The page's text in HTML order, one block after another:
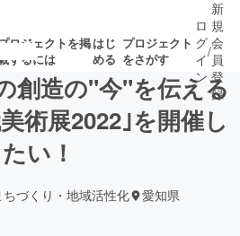
ロジェクトを掲
するには
はじ
める
プロジェクト
をさがす
新着プロ 募集終了が近いプ
ロ
グ
イ
ン
/
新
規
会
員
登
録
創造の"今"を伝える
術展2022｣を開催し
たい！
ちづくり・地域活性化 愛知県